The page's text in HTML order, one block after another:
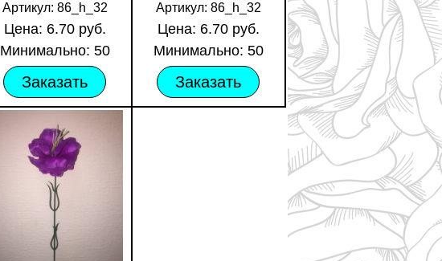
Артикул: 86_h_32
Цена: 6.70 руб.
Минимально: 50
Заказать
Артикул: 86_h_32
Цена: 6.70 руб.
Минимально: 50
Заказать